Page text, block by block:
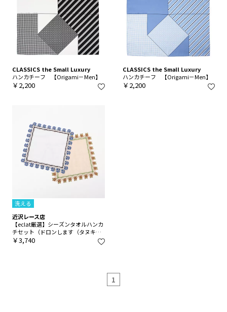
CLASSICS the Small Luxury
ハンカチーフ 【Origami－Men】
￥2,200
CLASSICS the Small Luxury
ハンカチーフ 【Origami－Men】
￥2,200
洗える
近沢レース店
【eclat厳選】シーズンタオルハンカ
チセット（ドロンします（タヌキ＆
忍者））
￥3,740
1